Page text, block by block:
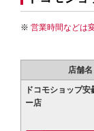
営業時間などは
店舗名
ドコモショップ安
ー店